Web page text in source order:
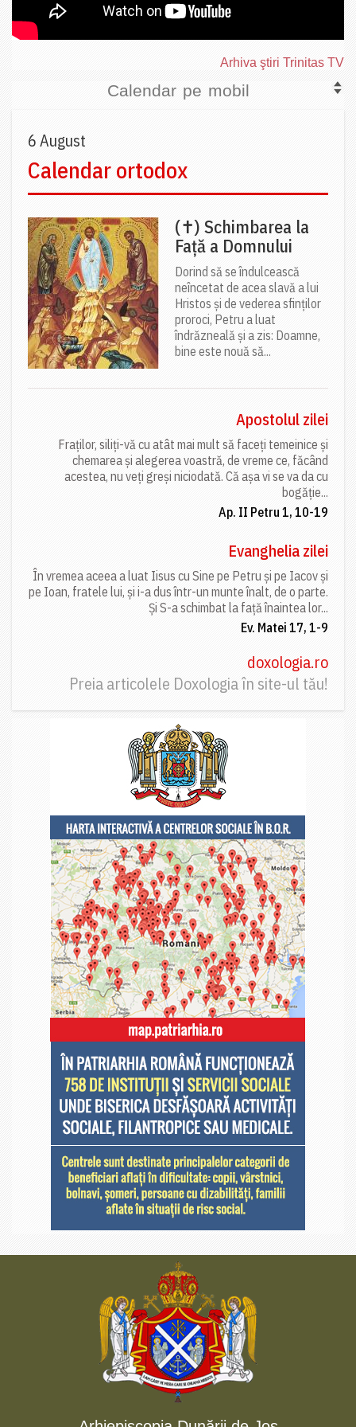
Arhiva ştiri Trinitas TV
Calendar pe mobil
6 August
Calendar ortodox
(✝) Schimbarea la
Față a Domnului
Dorind să se îndulcească
neîncetat de acea slavă a lui
Hristos și de vederea sfinților
proroci, Petru a luat
îndrăzneală și a zis: Doamne,
bine este nouă să...
Apostolul zilei
Fraților, siliți-vă cu atât mai mult să faceți temeinice și
chemarea și alegerea voastră, de vreme ce, făcând
acestea, nu veți greși niciodată. Că așa vi se va da cu
bogăție...
Ap. II Petru 1, 10-19
Evanghelia zilei
În vremea aceea a luat Iisus cu Sine pe Petru și pe Iacov și
pe Ioan, fratele lui, și i-a dus într-un munte înalt, de o parte.
Și S-a schimbat la față înaintea lor...
Ev. Matei 17, 1-9
doxologia.ro
Preia articolele Doxologia în site-ul tău!